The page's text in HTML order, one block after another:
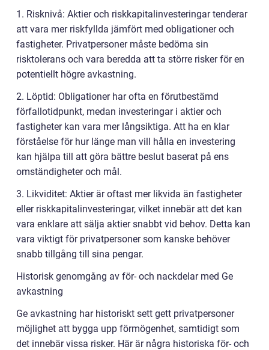
1. Risknivå: Aktier och riskkapitalinvesteringar tenderar
att vara mer riskfyllda jämfört med obligationer och
fastigheter. Privatpersoner måste bedöma sin
risktolerans och vara beredda att ta större risker för en
potentiellt högre avkastning.
2. Löptid: Obligationer har ofta en förutbestämd
förfallotidpunkt, medan investeringar i aktier och
fastigheter kan vara mer långsiktiga. Att ha en klar
förståelse för hur länge man vill hålla en investering
kan hjälpa till att göra bättre beslut baserat på ens
omständigheter och mål.
3. Likviditet: Aktier är oftast mer likvida än fastigheter
eller riskkapitalinvesteringar, vilket innebär att det kan
vara enklare att sälja aktier snabbt vid behov. Detta kan
vara viktigt för privatpersoner som kanske behöver
snabb tillgång till sina pengar.
Historisk genomgång av för- och nackdelar med Ge
avkastning
Ge avkastning har historiskt sett gett privatpersoner
möjlighet att bygga upp förmögenhet, samtidigt som
det innebär vissa risker. Här är några historiska för- och